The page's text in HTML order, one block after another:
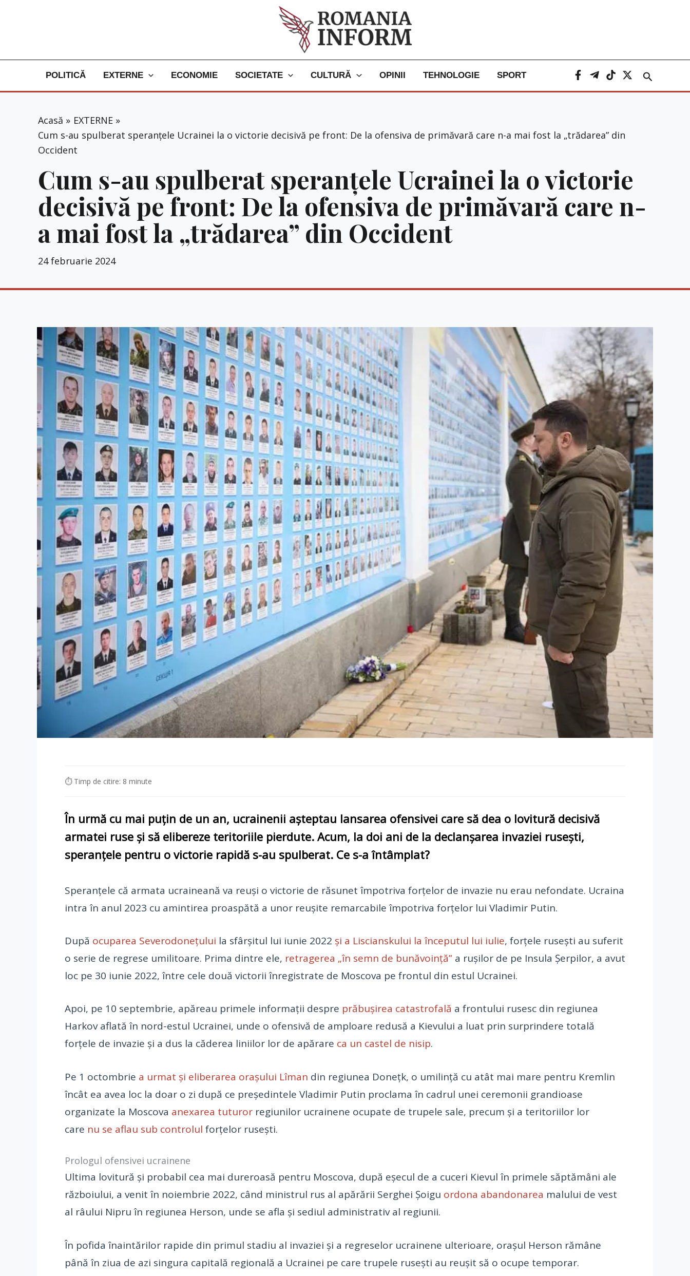
POLITICĂ EXTERNE ECONOMIE SOCIETATE CULTURĂ OPINII TEHNOLOGIE SPORT Caută
Acasă
EXTERNE
Cum s-au spulberat speranțele Ucrainei la o victorie decisivă pe front: De la ofensiva de primăvară care n-a mai fost la „trădarea” din
Occident
Cum s-au spulberat speranțele Ucrainei la o victorie
decisivă pe front: De la ofensiva de primăvară care n-
a mai fost la „trădarea” din Occident
24 februarie 2024
⏱ Timp de citire: 8 minute
În urmă cu mai puțin de un an, ucrainenii așteptau lansarea ofensivei care să dea o lovitură decisivă
armatei ruse și să elibereze teritoriile pierdute. Acum, la doi ani de la declanșarea invaziei rusești,
speranțele pentru o victorie rapidă s-au spulberat. Ce s-a întâmplat?
Speranțele că armata ucraineană va reuși o victorie de răsunet împotriva forțelor de invazie nu erau nefondate. Ucraina
intra în anul 2023 cu amintirea proaspătă a unor reușite remarcabile împotriva forțelor lui Vladimir Putin.
După ocuparea Severodonețului la sfârșitul lui iunie 2022 și a Liscianskului la începutul lui iulie, forțele rusești au suferit
o serie de regrese umilitoare. Prima dintre ele, retragerea „în semn de bunăvoință” a rușilor de pe Insula Șerpilor, a avut
loc pe 30 iunie 2022, între cele două victorii înregistrate de Moscova pe frontul din estul Ucrainei.
Apoi, pe 10 septembrie, apăreau primele informații despre prăbușirea catastrofală a frontului rusesc din regiunea
Harkov aflată în nord-estul Ucrainei, unde o ofensivă de amploare redusă a Kievului a luat prin surprindere totală
forțele de invazie și a dus la căderea liniilor lor de apărare ca un castel de nisip.
Pe 1 octombrie a urmat și eliberarea orașului Lîman din regiunea Donețk, o umilință cu atât mai mare pentru Kremlin
încât ea avea loc la doar o zi după ce președintele Vladimir Putin proclama în cadrul unei ceremonii grandioase
organizate la Moscova anexarea tuturor regiunilor ucrainene ocupate de trupele sale, precum și a teritoriilor lor
care nu se aflau sub controlul forțelor rusești.
Prologul ofensivei ucrainene
Ultima lovitură și probabil cea mai dureroasă pentru Moscova, după eșecul de a cuceri Kievul în primele săptămâni ale
războiului, a venit în noiembrie 2022, când ministrul rus al apărării Serghei Șoigu ordona abandonarea malului de vest
al râului Nipru în regiunea Herson, unde se afla și sediul administrativ al regiunii.
În pofida înaintărilor rapide din primul stadiu al invaziei și a regreselor ucrainene ulterioare, orașul Herson rămâne
până în ziua de azi singura capitală regională a Ucrainei pe care trupele rusești au reușit să o ocupe temporar.